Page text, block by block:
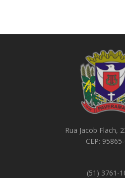
Rua Jacob Flach,
CEP:
(51) 3761-